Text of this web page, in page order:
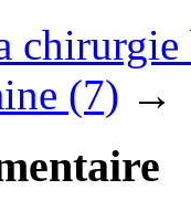
chirurgie
(7) →